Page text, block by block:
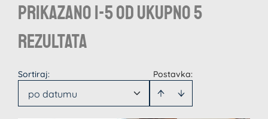
Prikazano 1-5 od ukupno 5
rezultata
Postavka:
Sortiraj:
po datumu